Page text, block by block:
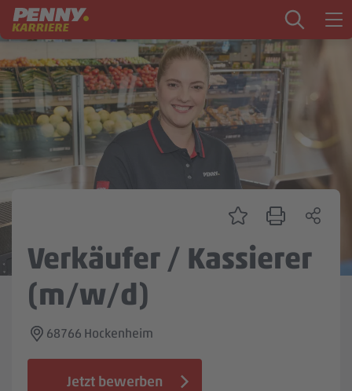
Zum Inhalt springen
Startseite
PENNY als Arbeitgeber
Ausbildung
Markt
Zentrale & Vertrieb
Mein Kandidat:innenprofil
Jobbörse
Verkäufer / Kassierer
(m/w/d)
68766 Hockenheim
Jetzt bewerben